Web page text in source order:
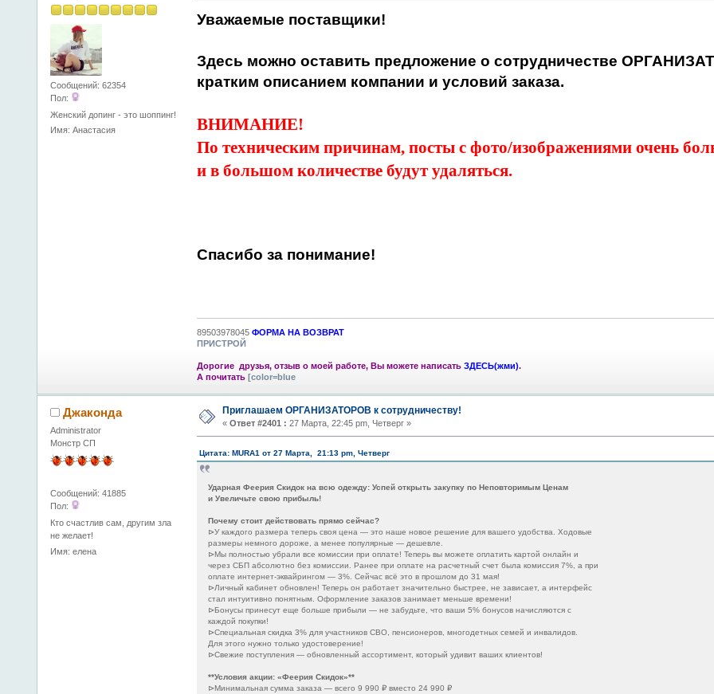
Сообщений: 62354
Пол:
Женский допинг - это шоппинг!
Имя: Анастасия
Уважаемые поставщики!
Здесь можно оставить предложение о сотрудничестве
кратким описанием компании и условий заказа.
ВНИМАНИЕ!
По техническим причинам, посты с фото/изображениями очень
и в большом количестве будут удаляться.
Спасибо за понимание!
89503978045 ФОРМА НА ВОЗВРАТ
ПРИСТРОЙ
Дорогие друзья, отзыв о моей работе, Вы можете написать ЗДЕСЬ(жми).
А почитать [color=blue
Джаконда
Administrator
Монстр СП
Сообщений: 41885
Пол:
Кто счастлив сам, другим зла
не желает!
Имя: елена
Приглашаем ОРГАНИЗАТОРОВ к сотрудничеству!
« Ответ #2401 : 27 Марта, 22:45 pm, Четверг »
Цитата: MURA1 от 27 Марта, 21:13 pm, Четверг
Ударная Феерия Скидок на всю одежду: Успей открыть закупку по Неповторимым Ценам
и Увеличьте свою прибыль!
Почему стоит действовать прямо сейчас?
⊳У каждого размера теперь своя цена — это наше новое решение для вашего удобства. Ходовые
размеры немного дороже, а менее популярные — дешевле.
⊳Мы полностью убрали все комиссии при оплате! Теперь вы можете оплатить картой онлайн и
через СБП абсолютно без комиссии. Ранее при оплате на расчетный счет была комиссия 7%, а при
оплате интернет-эквайрингом — 3%. Сейчас всё это в прошлом до 31 мая!
⊳Личный кабинет обновлен! Теперь он работает значительно быстрее, не зависает, а интерфейс
стал интуитивно понятным. Оформление заказов занимает меньше времени!
⊳Бонусы принесут еще больше прибыли — не забудьте, что ваши 5% бонусов начисляются с
каждой покупки!
⊳Специальная скидка 3% для участников СВО, пенсионеров, многодетных семей и инвалидов.
Для этого нужно только удостоверение!
⊳Свежие поступления — обновленный ассортимент, который удивит ваших клиентов!
**Условия акции: «Феерия Скидок»**
⊳Минимальная сумма заказа — всего 9 990 ₽ вместо 24 990 ₽